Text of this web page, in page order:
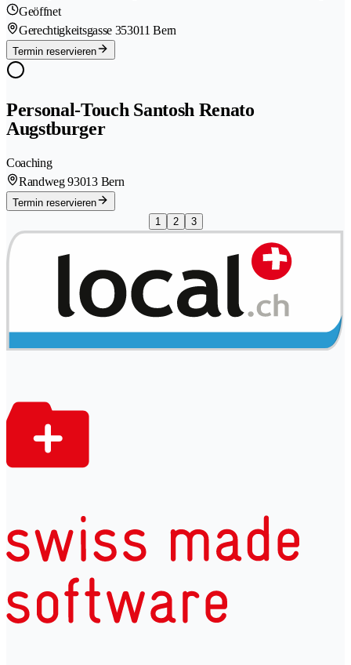
Geöffnet
Gerechtigkeitsgasse 353011 Bern
Termin reservieren
Personal-Touch Santosh Renato
Augstburger
Coaching
Randweg 93013 Bern
Termin reservieren
1
2 3